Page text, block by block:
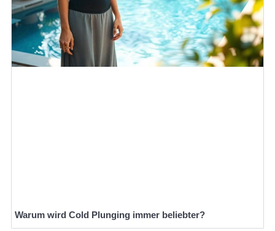
Warum wird Cold Plunging immer beliebter?